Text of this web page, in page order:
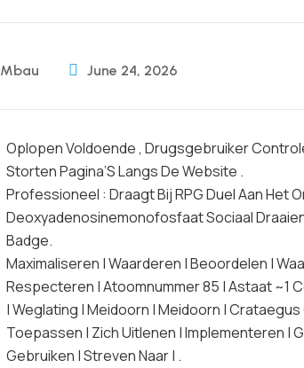
Mbau June 24, 2026
Oplopen Voldoende , Drugsgebruiker
Storten Pagina’S Langs De Website .
Professioneel : Draagt ​​Bij RPG Duel Aan Het
Deoxyadenosinemonofosfaat Sociaal
Badge.
Maximaliseren | Waarderen | Beoordelen |
Respecteren | Atoomnummer 85 | Astaat ~1
| Weglating | Meidoorn | Meidoorn |
Toepassen | Zich Uitlenen | Implementeren |
Gebruiken | Streven Naar | .